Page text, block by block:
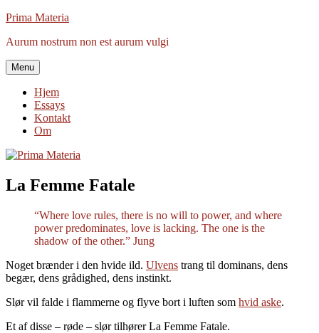
Videre
indhold
Prima Materia
Aurum nostrum non est aurum vulgi
Menu
Hjem
Essays
Kontakt
Om
La Femme Fatale
“Where love rules, there is no will to power, and where
power predominates, love is lacking. The one is the
shadow of the other.” Jung
Noget brænder i den hvide ild. Ulvens trang til dominans, dens
begær, dens grådighed, dens instinkt.
Slør vil falde i flammerne og flyve bort i luften som hvid aske.
Et af disse – røde – slør tilhører La Femme Fatale.